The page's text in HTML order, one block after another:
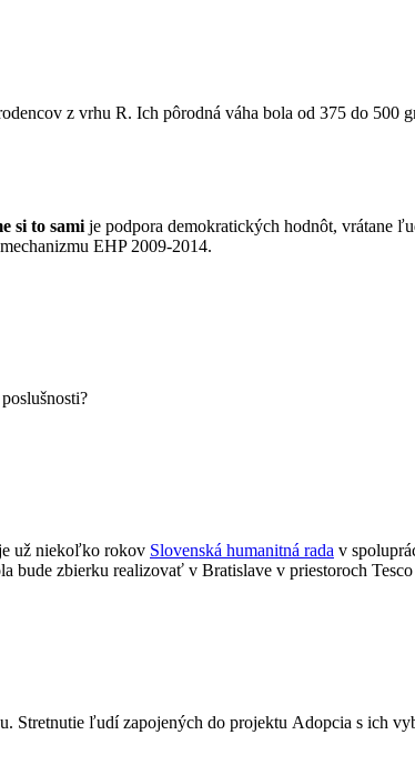
z vrhu R. Ich pôrodná váha bola od 375 do 500
si to samije podpora demokratických hodnôt, vrátane
EHP 2009-2014.
už niekoľko rokov Slovenská humanitná rada v
zbierku realizovať v Bratislave v priestoroch
ľudí zapojených do projektu Adopcia s ich